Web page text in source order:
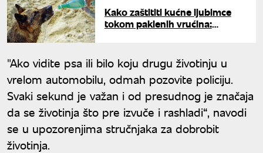
Kako zaštititi kućne ljubimce
tokom paklenih vrućina:
"Ako vidite psa ili bilo koju drugu životinju u
vrelom automobilu, odmah pozovite policiju.
Svaki sekund je važan i od presudnog je značaja
da se životinja što pre izvuče i rashladi“, navodi
se u upozorenjima stručnjaka za dobrobit
životinja.